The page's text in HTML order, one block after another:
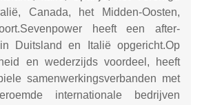
Canada, het Midden-Oosten,
heeft een after-
Duitsland en Italië opgericht.Op
en wederzijds voordeel, heeft
samenwerkingsverbanden met
internationale bedrijven